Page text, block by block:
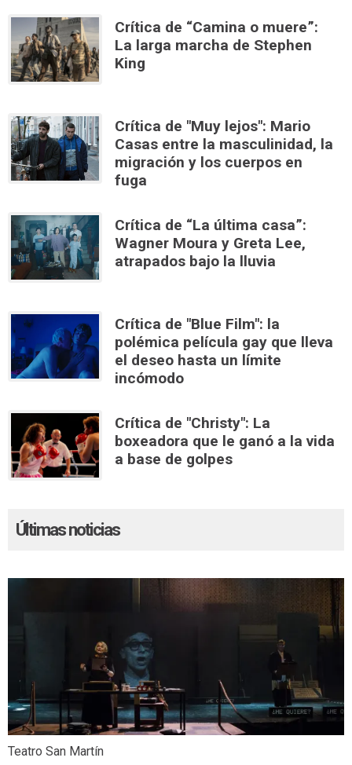
Crítica de “Camina o muere”:
La larga marcha de Stephen
King
Crítica de "Muy lejos": Mario
Casas entre la masculinidad, la
migración y los cuerpos en
fuga
Crítica de “La última casa”:
Wagner Moura y Greta Lee,
atrapados bajo la lluvia
Crítica de "Blue Film": la
polémica película gay que lleva
el deseo hasta un límite
incómodo
Crítica de "Christy": La
boxeadora que le ganó a la vida
a base de golpes
Últimas noticias
Teatro San Martín